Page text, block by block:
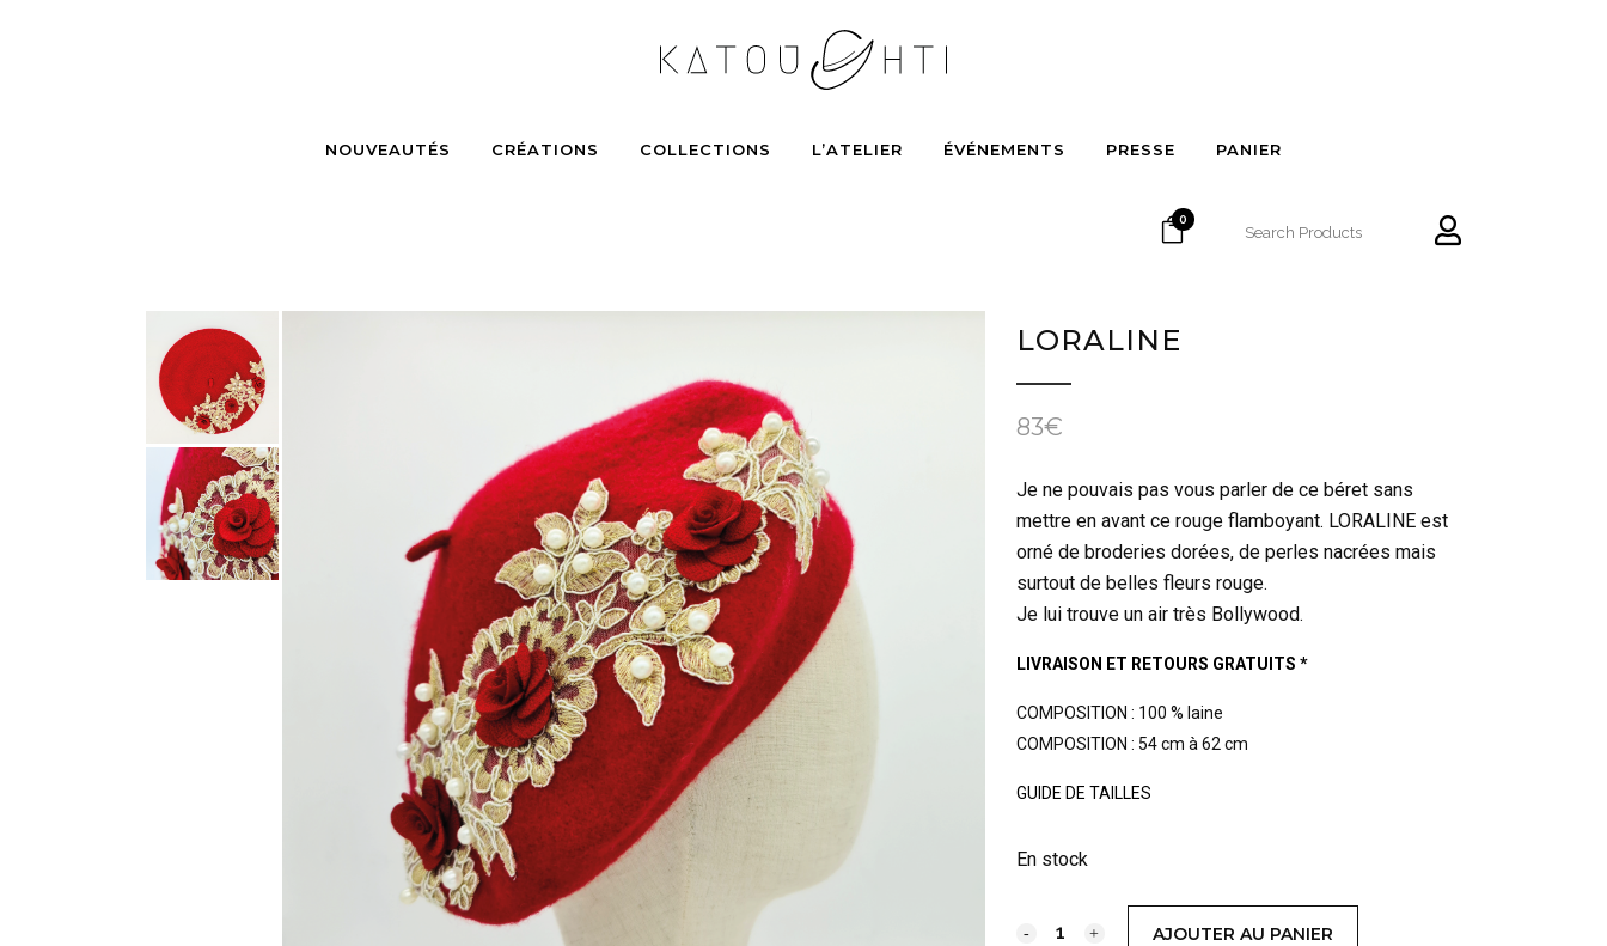
NOUVEAUTÉS CRÉATIONS COLLECTIONS L’ATELIER ÉVÉNEMENTS PRESSE PANIER
0
LORALINE
83€
Je ne pouvais pas vous parler de ce béret sans
mettre en avant ce rouge flamboyant. LORALINE est
orné de broderies dorées, de perles nacrées mais
surtout de belles fleurs rouge.
Je lui trouve un air très Bollywood.
LIVRAISON ET RETOURS GRATUITS *
COMPOSITION : 100 % laine
COMPOSITION : 54 cm à 62 cm
GUIDE DE TAILLES
En stock
AJOUTER AU PANIER